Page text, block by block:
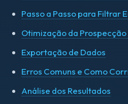
Passo a Passo para Filtrar
Otimização da
Exportação de Dados
Erros Comuns e Como
Análise dos Resultados